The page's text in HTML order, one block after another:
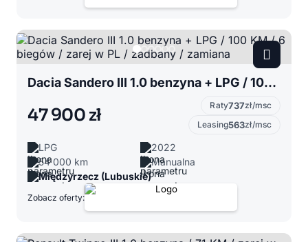
Dacia Sandero III 1.0 benzyna + LPG / 100 KM / 6 biegów / zarej w PL / zadbany / zamiana
47 900 zł Raty737zł/msc
Leasing563zł/msc
LPG
2022
54 000 km
Manualna
Międzyrzecz (Lubuskie)
Zobacz oferty: